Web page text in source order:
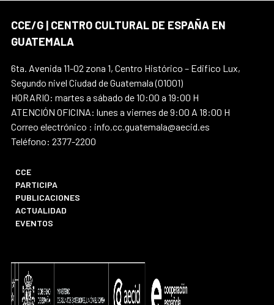
CCE/G | CENTRO CULTURAL DE ESPAÑA EN
GUATEMALA
6ta. Avenida 11-02 zona 1, Centro Histórico – Edifico Lux,
Segundo nivel Ciudad de Guatemala (01001)
HORARIO: martes a sábado de 10:00 a 19:00 H
ATENCIÓN OFICINA: lunes a viernes de 9:00 A 18:00 H
Correo electrónico : info.cc.guatemala@aecid.es
Teléfono: 2377-2200
CCE
PARTICIPA
PUBLICACIONES
ACTUALIDAD
EVENTOS